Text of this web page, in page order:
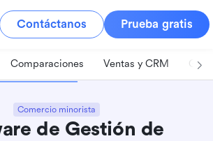
Contáctanos Prueba gratis
Comparaciones Ventas y CRM
Comercio minorista
de Gestión de